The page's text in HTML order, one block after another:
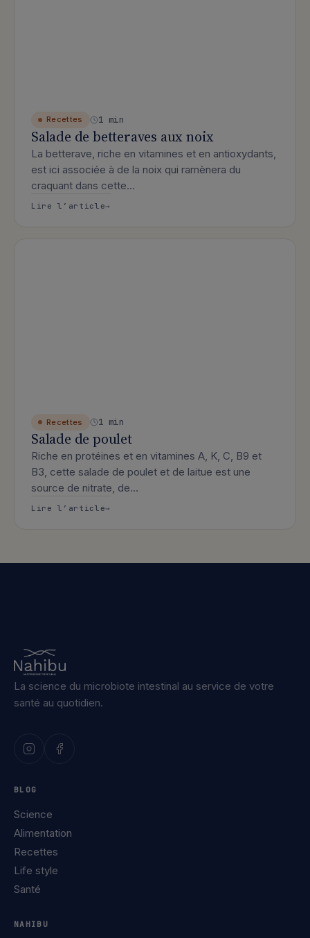
Recettes 1 min
Salade de betteraves aux noix
La betterave, riche en vitamines et en antioxydants,
est ici associée à de la noix qui ramènera du
craquant dans cette…
Lire l’article: Salade de betteraves aux noix
Recettes 1 min
Salade de poulet
Riche en protéines et en vitamines A, K, C, B9 et
B3, cette salade de poulet et de laitue est une
source de nitrate, de…
Lire l’article: Salade de poulet
La science du microbiote intestinal au service de votre
santé au quotidien.
BLOG
Science
Alimentation
Recettes
Life style
Santé
NAHIBU